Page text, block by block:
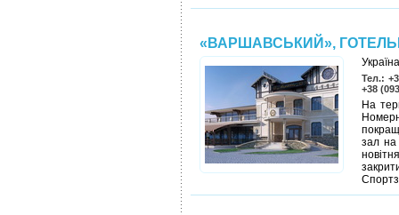
«ВАРШАВСЬКИЙ»,
Тел.:
+38
На
зал на